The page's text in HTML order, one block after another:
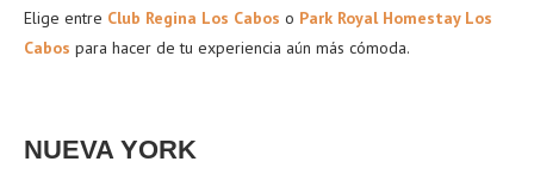
Elige entre Club Regina Los Cabos o Park Royal Homestay Los
Cabos para hacer de tu experiencia aún más cómoda.
NUEVA YORK